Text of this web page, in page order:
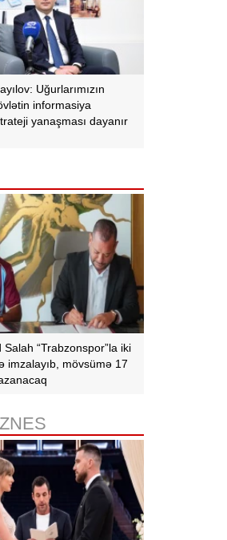
Uğurlarımızın
informasiya
yanaşması dayanır
“Trabzonspor”la iki
imzalayıb, mövsümə 17